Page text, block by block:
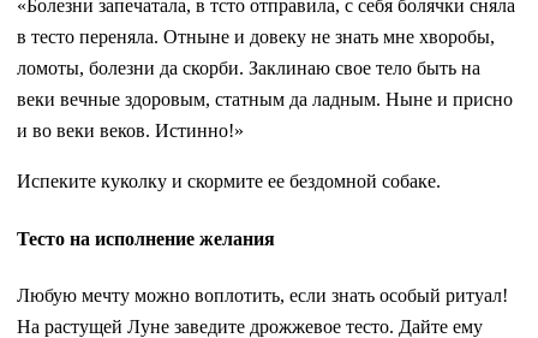
«Болезни запечатала, в тсто отправила, с себя болячки сняла
в тесто переняла. Отныне и довеку не знать мне хворобы,
ломоты, болезни да скорби. Заклинаю свое тело быть на
веки вечные здоровым, статным да ладным. Ныне и присно
и во веки веков. Истинно!»
Испеките куколку и скормите ее бездомной собаке.
Тесто на исполнение желания
Любую мечту можно воплотить, если знать особый ритуал!
На ра­стущей Луне заведите дрожжевое тесто. Дайте ему